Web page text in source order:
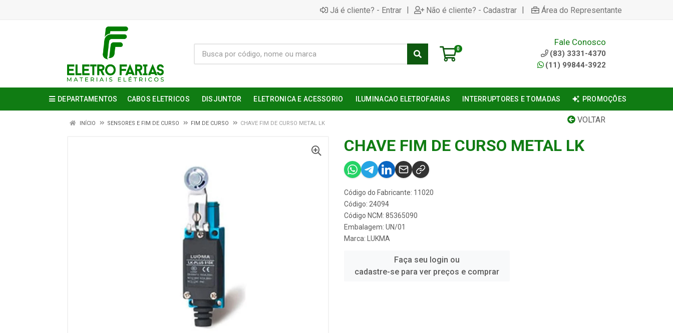
Já é cliente? - Entrar | Não é cliente? - Cadastrar | Área do Representante
0
Fale Conosco
(83) 3331-4370
(11) 99844-3922
DEPARTAMENTOS CABOS ELETRICOS DISJUNTOR ELETRONICA E ACESSORIO ILUMINACAO ELETROFARIAS INTERRUPTORES E TOMADAS PROMOÇÕES
VOLTAR
INÍCIO SENSORES E FIM DE CURSO FIM DE CURSO CHAVE FIM DE CURSO METAL LK
CHAVE FIM DE CURSO METAL LK
Código do Fabricante: 11020
Código: 24094
Código NCM: 85365090
Embalagem: UN/01
Marca:
LUKMA
Faça seu login ou
cadastre-se para ver preços e comprar